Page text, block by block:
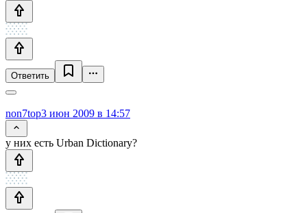
Ответить
non7top3 июн 2009 в 14:57
у них есть Urban Dictionary?